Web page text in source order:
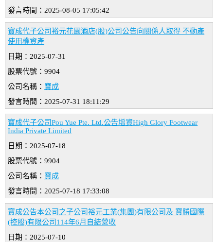
發言時間：2025-08-05 17:05:42
寶成代子公司裕元花園酒店(股)公司公告向關係人取得 不動產
使用權資產
日期：2025-07-31
股票代號：9904
公司名稱： 寶成
發言時間：2025-07-31 18:11:29
寶成代子公司Pou Yue Pte. Ltd.公告增資High Glory Footwear
India Private Limited
日期：2025-07-18
股票代號：9904
公司名稱： 寶成
發言時間：2025-07-18 17:33:08
寶成公告本公司之子公司裕元工業(集團)有限公司及 寶勝國際
(控股)有限公司114年6月自結營收
日期：2025-07-10